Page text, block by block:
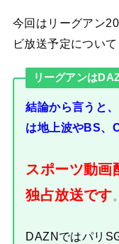
今回はリーグアン
ビ放送予定について
リーグアンは
結論から言うと
は地上波やBS、
スポーツ動画
独占放送です。
DAZNではパリ